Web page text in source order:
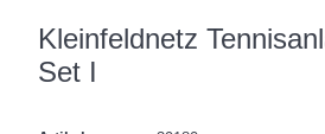
Kleinfeldnetz
Set I